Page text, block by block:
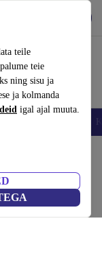
teile
teie
ning sisu ja
ja kolmanda
igal ajal muuta.
Free